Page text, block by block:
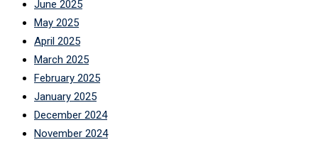
June 2025
May 2025
April 2025
March 2025
February 2025
January 2025
December 2024
November 2024